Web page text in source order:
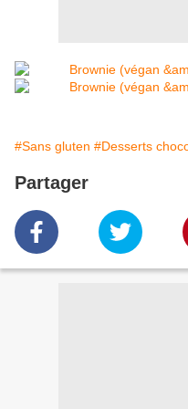
#Sans gluten #Desserts
Partager